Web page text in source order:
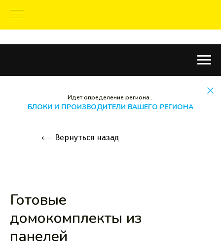
Идет определение региона...
БЛОКИ И ПРОИЗВОДИТЕЛИ ВАШЕГО РЕГИОНА
⟵ Вернуться назад
Готовые
домокомплекты из
панелей